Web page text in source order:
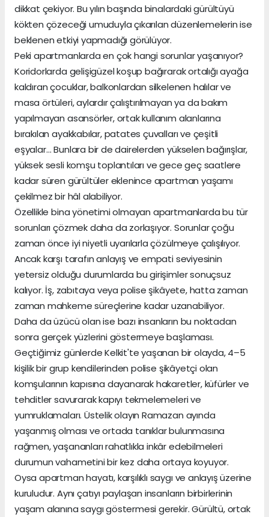
dikkat çekiyor. Bu yılın başında binalardaki gürültüyü
kökten çözeceği umuduyla çıkarılan düzenlemelerin ise
beklenen etkiyi yapmadığı görülüyor.
Peki apartmanlarda en çok hangi sorunlar yaşanıyor?
Koridorlarda gelişigüzel koşup bağırarak ortalığı ayağa
kaldıran çocuklar, balkonlardan silkelenen halılar ve
masa örtüleri, aylardır çalıştırılmayan ya da bakım
yapılmayan asansörler, ortak kullanım alanlarına
bırakılan ayakkabılar, patates çuvalları ve çeşitli
eşyalar… Bunlara bir de dairelerden yükselen bağırışlar,
yüksek sesli komşu toplantıları ve gece geç saatlere
kadar süren gürültüler eklenince apartman yaşamı
çekilmez bir hâl alabiliyor.
Özellikle bina yönetimi olmayan apartmanlarda bu tür
sorunları çözmek daha da zorlaşıyor. Sorunlar çoğu
zaman önce iyi niyetli uyarılarla çözülmeye çalışılıyor.
Ancak karşı tarafın anlayış ve empati seviyesinin
yetersiz olduğu durumlarda bu girişimler sonuçsuz
kalıyor. İş, zabıtaya veya polise şikâyete, hatta zaman
zaman mahkeme süreçlerine kadar uzanabiliyor.
Daha da üzücü olan ise bazı insanların bu noktadan
sonra gerçek yüzlerini göstermeye başlaması.
Geçtiğimiz günlerde Kelkit'te yaşanan bir olayda, 4–5
kişilik bir grup kendilerinden polise şikâyetçi olan
komşularının kapısına dayanarak hakaretler, küfürler ve
tehditler savurarak kapıyı tekmelemeleri ve
yumruklamaları. Üstelik olayın Ramazan ayında
yaşanmış olması ve ortada tanıklar bulunmasına
rağmen, yaşananları rahatlıkla inkâr edebilmeleri
durumun vahametini bir kez daha ortaya koyuyor.
Oysa apartman hayatı, karşılıklı saygı ve anlayış üzerine
kuruludur. Aynı çatıyı paylaşan insanların birbirlerinin
yaşam alanına saygı göstermesi gerekir. Gürültü, ortak